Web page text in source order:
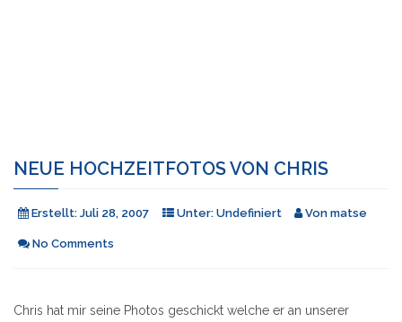
NEUE HOCHZEITFOTOS VON CHRIS
Erstellt: Juli 28, 2007 Unter: Undefiniert Von matse
No Comments
Chris hat mir seine Photos geschickt welche er an unserer